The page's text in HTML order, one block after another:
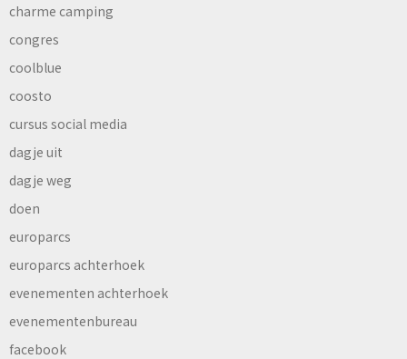
charme camping
congres
coolblue
coosto
cursus social media
dagje uit
dagje weg
doen
europarcs
europarcs achterhoek
evenementen achterhoek
evenementenbureau
facebook